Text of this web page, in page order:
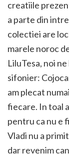
creatiile
a parte din
colectiei are
marele noroc
LiluTesa, noi
sifonier:
am plecat
fiecare. In toal
pentru ca nu e
Vladi nu a
dar revenim